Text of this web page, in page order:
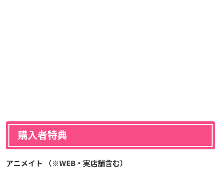
購入者特典
アニメイト （※WEB・実店舗含む）